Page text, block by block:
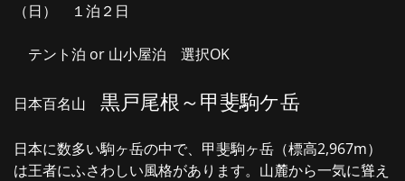
（日） １泊２日
テント泊 or 山小屋泊 選択OK
日本百名山 黒戸尾根～甲斐駒ケ岳
日本に数多い駒ヶ岳の中で、甲斐駒ヶ岳（標高2,967m）
は王者にふさわしい風格があります。山麓から一気に聳え